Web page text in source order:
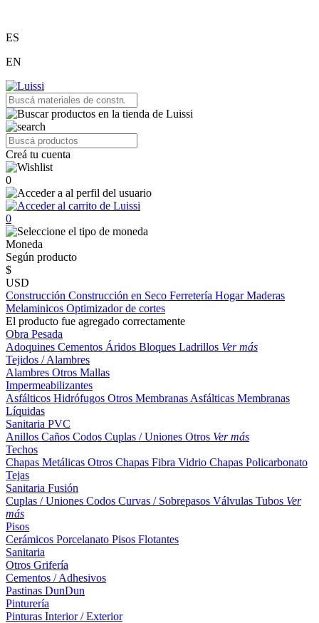
ES
EN
Creá tu cuenta
0
0
Moneda
Según producto
$
USD
Construcción Construcción en Seco Ferretería HogarMaderas
Melaminicos Optimizador de cortes
El producto fue agregado correctamente
Obra Pesada
Adoquines Cementos Áridos Bloques Ladrillos Ver más
Tejidos / Alambres
Alambres Otros Mallas
Impermeabilizantes
Asfálticos Hidrófugos Otros Membranas Asfálticas Membranas
Líquidas
Sanitaria PVC
Anillos Caños Codos Cuplas / Uniones Otros Ver más
Techos
Chapas Metálicas Otros Chapas Fibra Vidrio Chapas Policarbonato
Tejas
Sanitaria Fusión
Cuplas / Uniones Codos Curvas / Sobrepasos Válvulas Tubos Ver
más
Pisos
Cerámicos Porcelanato Pisos Flotantes
Sanitaria
Otros Grifería
Cementos / Adhesivos
Pastinas DunDun
Pinturería
Pinturas Interior / Exterior